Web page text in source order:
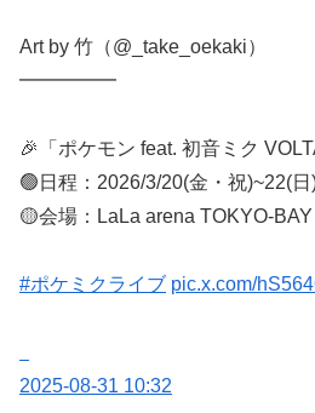
Art by 竹（@_take_oekaki）
━━━━━
🎉「ポケモン feat. 初音ミク
🟢日程：2026/3/20(金・祝)~22(日
🟡会場：LaLa arena TOKYO-BAY
#ポケミクライブ pic.x.com/
2025-08-31 10:32